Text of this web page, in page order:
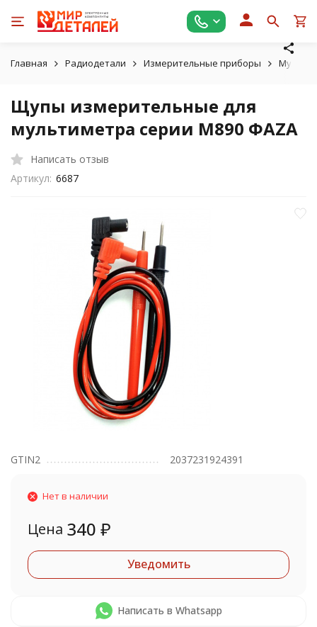
Главная Радиодетали Измерительные приборы
Щупы измерительные для
мультиметра серии М890 ФАZА
Написать отзыв
Артикул: 6687
GTIN2 2037231924391
Нет в наличии
Цена 340 ₽
Уведомить
Написать в Whatsapp